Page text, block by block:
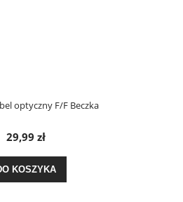
optyczny F/F Beczka
29,99 zł
KOSZYKA